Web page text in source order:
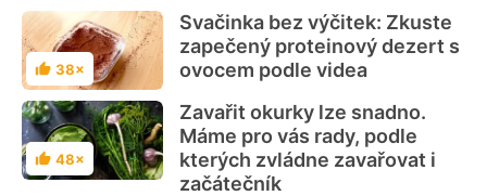
Hodnocení
38×
Svačinka bez výčitek: Zkuste
zapečený proteinový dezert s
ovocem podle videa
Hodnocení
48×
Zavařit okurky lze snadno.
Máme pro vás rady, podle
kterých zvládne zavařovat i
začátečník